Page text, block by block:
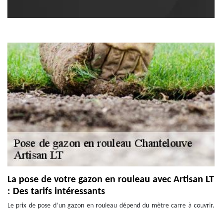
La pose de votre gazon en rouleau avec Artisan LT
: Des tarifs intéressants
Le prix de pose d’un gazon en rouleau dépend du mètre carre à couvrir.